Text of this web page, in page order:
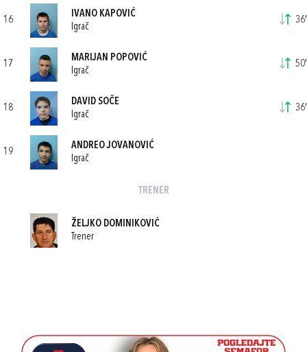
16
IVANO KAPOVIĆ
Igrač
36'
17
MARIJAN POPOVIĆ
Igrač
50'
18
DAVID SOČE
Igrač
36'
19
ANDREO JOVANOVIĆ
Igrač
TRENER
ŽELJKO DOMINIKOVIĆ
Trener